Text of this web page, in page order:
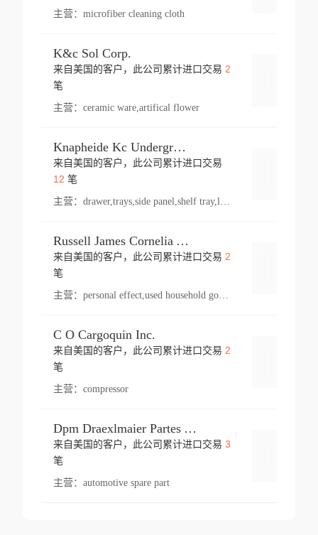
主营： microfiber cleaning cloth
K&c Sol Corp.
来自美国的客户，此公司累计进口交易 2
笔
主营： ceramic ware,artifical flower
Knapheide Kc Underground
来自美国的客户，此公司累计进口交易
12 笔
主营：
Russell James Cornelia Arlington Va
来自美国的客户，此公司累计进口交易 2
笔
主营： personal effect,used household goods
C O Cargoquin Inc.
来自美国的客户，此公司累计进口交易 2
笔
主营： compressor
Dpm Draexlmaier Partes Automotrices Corr Ind Huejotzingo
来自美国的客户，此公司累计进口交易 3
笔
主营： automotive spare part